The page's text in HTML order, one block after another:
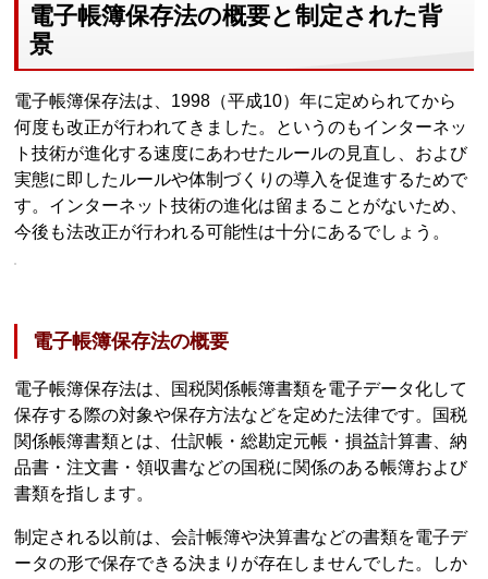
電子帳簿保存法の概要と制定された背
景
電子帳簿保存法は、1998（平成10）年に定められてから
何度も改正が行われてきました。というのもインターネッ
ト技術が進化する速度にあわせたルールの見直し、および
実態に即したルールや体制づくりの導入を促進するためで
す。インターネット技術の進化は留まることがないため、
今後も法改正が行われる可能性は十分にあるでしょう。
電子帳簿保存法の概要
電子帳簿保存法は、国税関係帳簿書類を電子データ化して
保存する際の対象や保存方法などを定めた法律です。国税
関係帳簿書類とは、仕訳帳・総勘定元帳・損益計算書、納
品書・注文書・領収書などの国税に関係のある帳簿および
書類を指します。
制定される以前は、会計帳簿や決算書などの書類を電子デ
ータの形で保存できる決まりが存在しませんでした。しか